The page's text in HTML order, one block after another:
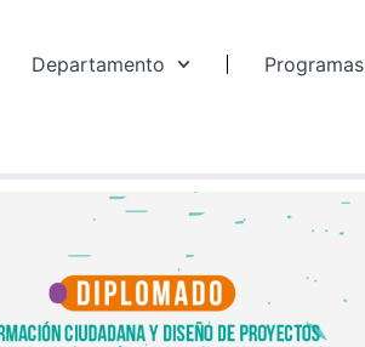
Departamento Programas